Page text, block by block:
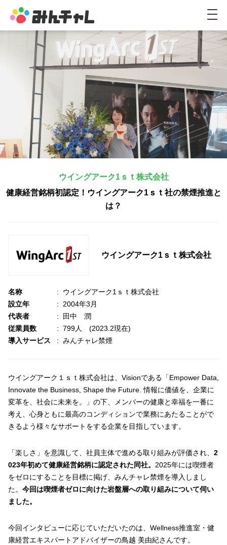
M
N
ウイングアーク1ｓｔ株式会社
健康経営銘柄初認定！ウイングアーク1ｓｔ社の禁煙推進と
は？
ウイングアーク1ｓｔ株式会社
名称
ウイングアーク1ｓｔ株式会社
設立年
2004年3月
代表者
田中 潤
従業員数
799人 (2023.2現在)
導入サービス
みんチャレ禁煙
ウイングアーク１ｓｔ株式会社は、Visionである「Empower Data,
Innovate the Business, Shape the Future. 情報に価値を、企業に
変革を、社会に未来を。」の下、メンバーの健康と幸福を一番に
考え、心身ともに最高のコンディションで業務にあたることがで
きるよう様々なサポートをする企業を目指しています。
「楽しさ」を意識して、社員主体で進める取り組みが評価され、 2
023年初めて健康経営銘柄に認定された同社。 2025年には喫煙者
をゼロにすることを目標に掲げ、みんチャレ禁煙を導入しまし
た。 今回は喫煙者ゼロに向けた岩盤層への取り組みについて伺い
ました。
今回インタビューに応じていただいたのは、Wellness推進室・健
康経営エキスパートアドバイザーの鳥越 美由紀さんです。